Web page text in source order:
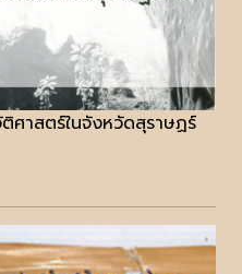
ศาสตร์ในจังหวัดสุราษฏร์